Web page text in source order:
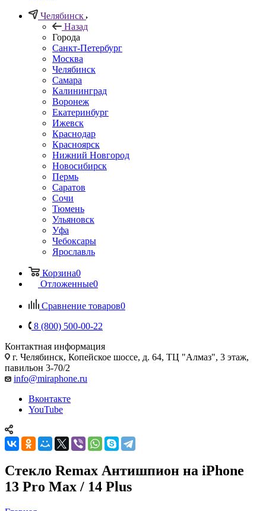
Челябинск
Назад
Города
Санкт-Петербург
Москва
Челябинск
Самара
Калининград
Воронеж
Екатеринбург
Ижевск
Краснодар
Красноярск
Нижний Новгород
Новосибирск
Пермь
Саратов
Сочи
Тюмень
Ульяновск
Уфа
Чебоксары
Ярославль
Корзина0
Отложенные0
Сравнение товаров0
8 (800) 500-00-22
Контактная информация
г. Челябинск, Копейское шоссе, д. 64, ТЦ "Алмаз", 3 этаж,
павильон 3-70/2
info@miraphone.ru
Вконтакте
YouTube
Стекло Remax Антишпион на iPhone
13 Pro Max / 14 Plus